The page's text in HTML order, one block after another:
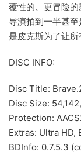
覆性的、更冒险
导演拍到一半甚
是皮克斯为了让
DISC INFO:
Disc Title:
Disc Size:
Protection:
Extras: Ultra HD,
BDInfo: 0.7.5.3